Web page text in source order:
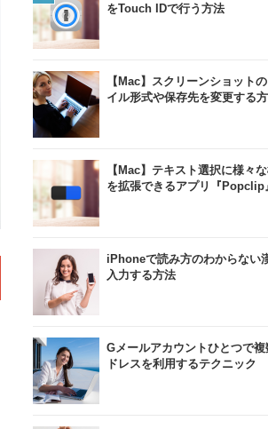
をTouch IDで行う方法
【Mac】スクリーンショット
イル形式や保存先を変更する
【Mac】テキスト選択に様々
を拡張できるアプリ『Popclip
iPhoneで読み方のわからない
入力する方法
Gメールアカウントひとつで複
ドレスを利用するテクニック